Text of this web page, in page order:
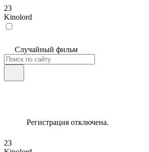
23
Kinolord
Случайный фильм
Регистрация отключена.
23